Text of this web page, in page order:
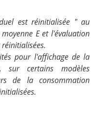
est réinitialisée " au
E et l'évaluation
pour l'affichage de la
sur certains modèles
de la consommation